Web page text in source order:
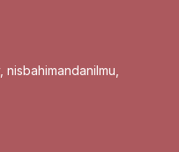
, nisbahimandanilmu